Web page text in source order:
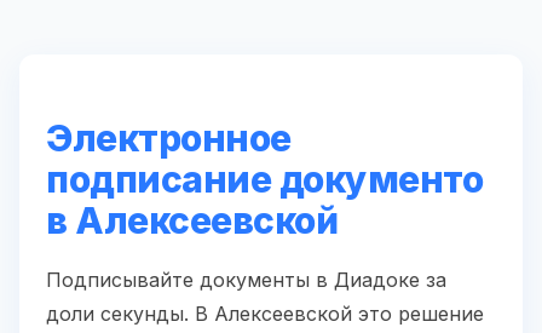
Электронное
подписание документо
в Алексеевской
Подписывайте документы в Диадоке за
доли секунды. В Алексеевской это решение